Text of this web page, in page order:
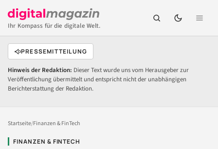
Ihr Kompass für die digitale Welt.
PRESSEMITTEILUNG
Hinweis der Redaktion: Dieser Text wurde uns vom Herausgeber zur
Veröffentlichung übermittelt und entspricht nicht der unabhängigen
Berichterstattung der Redaktion.
Startseite/Finanzen & FinTech
FINANZEN & FINTECH